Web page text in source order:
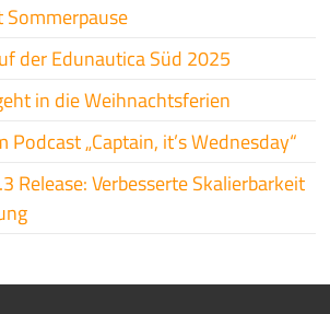
der Edunautica Süd 2025
in die Weihnachtsferien
„Captain, it’s Wednesday“
Release: Verbesserte Skalierbarkeit